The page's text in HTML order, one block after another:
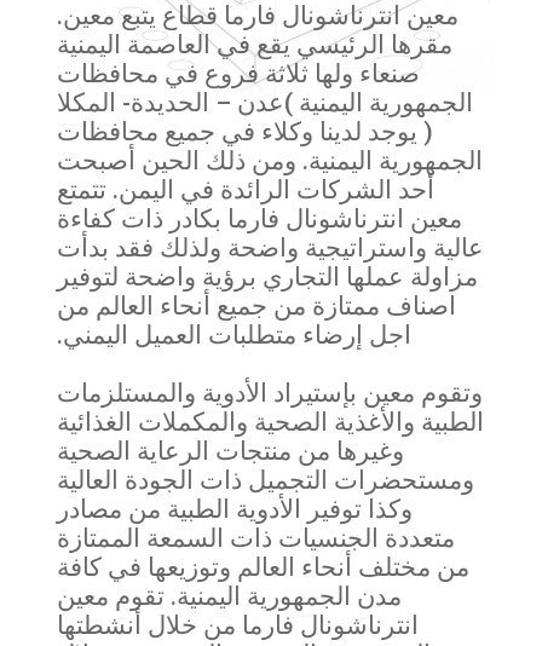
معين انترناشونال فارما قطاع يتبع معين.
مقرها الرئيسي يقع في العاصمة اليمنية
صنعاء ولها ثلاثة فروع في محافظات
الجمهورية اليمنية )عدن – الحديدة- المكلا
( يوجد لدينا وكلاء في جميع محافظات
الجمهورية اليمنية. ومن ذلك الحين أصبحت
أحد الشركات الرائدة في اليمن. تتمتع
معين انترناشونال فارما بكادر ذات كفاءة
عالية واستراتيجية واضحة ولذلك فقد بدأت
مزاولة عملها التجاري برؤية واضحة لتوفير
اصناف ممتازة من جميع أنحاء العالم من
اجل إرضاء متطلبات العميل اليمني.
وتقوم معين بإستيراد الأدوية والمستلزمات
الطبية والأغذية الصحية والمكملات الغذائية
وغيرها من منتجات الرعاية الصحية
ومستحضرات التجميل ذات الجودة العالية
وكذا توفير الأدوية الطبية من مصادر
متعددة الجنسيات ذات السمعة الممتازة
من مختلف أنحاء العالم وتوزيعها في كافة
مدن الجمهورية اليمنية. تقوم معين
انترناشونال فارما من خلال أنشطتها